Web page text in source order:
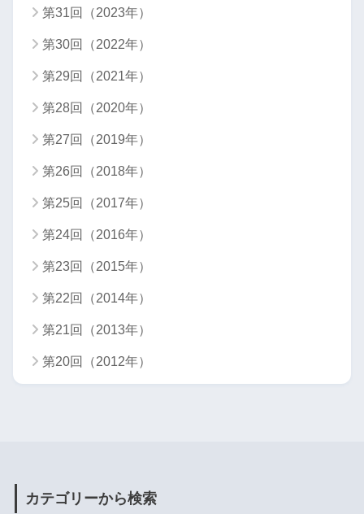
第31回（2023年）
第30回（2022年）
第29回（2021年）
第28回（2020年）
第27回（2019年）
第26回（2018年）
第25回（2017年）
第24回（2016年）
第23回（2015年）
第22回（2014年）
第21回（2013年）
第20回（2012年）
カテゴリーから検索